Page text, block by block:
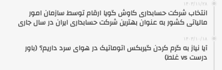
۱۴۰۳/۱۱/۲۸
انتخاب شرکت حسابداری کاوش گویا ارقام توسط سازمان امور
مالیاتی کشور به عنوان بهترین شرکت حسابداری ایران در سال جاری
۱۴۰۳/۱۰/۱۸
آیا نیاز به گرم کردن گیربکس اتوماتیک در هوای سرد داریم؟ (باور
درست vs غلط)